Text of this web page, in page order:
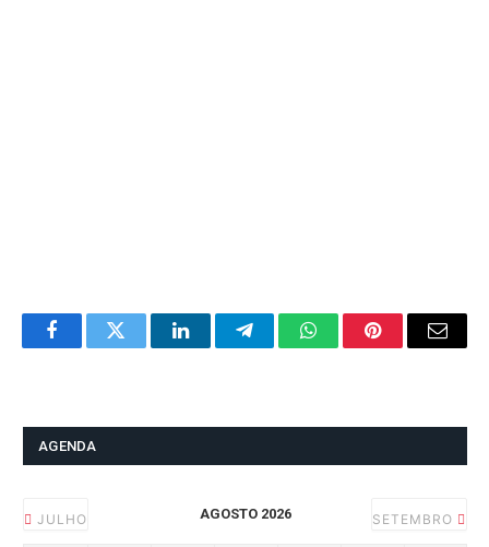
FacebookTwitter LinkedInTelegramWhatsAppPinterestEmail
AGENDA
JULHO AGOSTO 2026 SETEMBRO